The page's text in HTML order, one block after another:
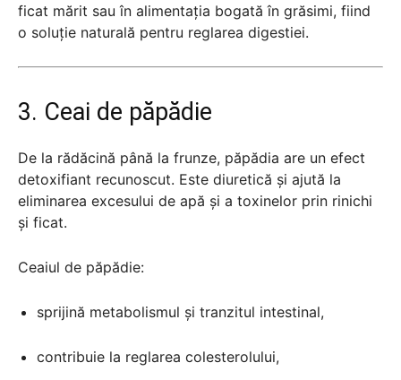
ficat mărit sau în alimentația bogată în grăsimi, fiind
o soluție naturală pentru reglarea digestiei.
3. Ceai de păpădie
De la rădăcină până la frunze, păpădia are un efect
detoxifiant recunoscut. Este diuretică și ajută la
eliminarea excesului de apă și a toxinelor prin rinichi
și ficat.
Ceaiul de păpădie:
sprijină metabolismul și tranzitul intestinal,
contribuie la reglarea colesterolului,